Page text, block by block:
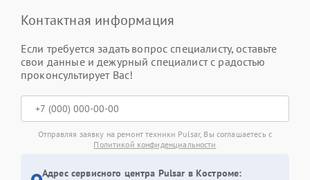
Контактная информация
Если требуется задать вопрос специалисту, оставьте
свои данные и дежурный специалист с радостью
проконсультирует Вас!
Отправляя заявку на ремонт техники Pulsar, Вы соглашаетесь с
Политикой конфиденциальности
Адрес сервисного центра Pulsar в Костроме: